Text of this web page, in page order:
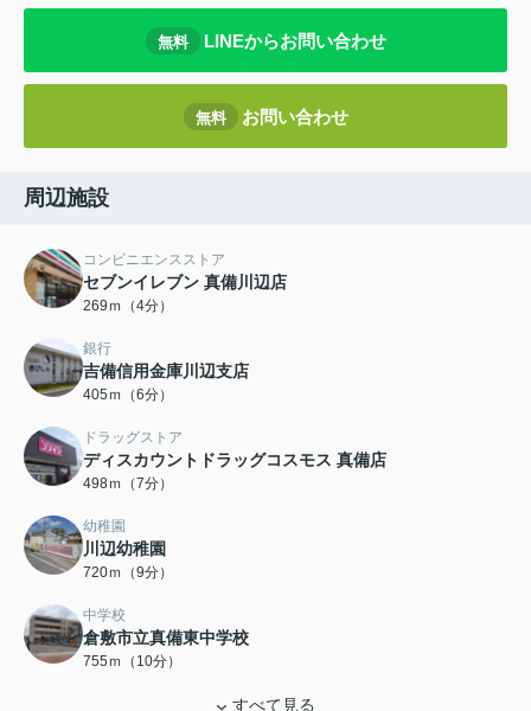
無料 LINEからお問い合わせ
無料 お問い合わせ
周辺施設
コンビニエンスストア
セブンイレブン 真備川辺店
269ｍ（4分）
銀行
吉備信用金庫川辺支店
405ｍ（6分）
ドラッグストア
ディスカウントドラッグコスモス 真備店
498ｍ（7分）
幼稚園
川辺幼稚園
720ｍ（9分）
中学校
倉敷市立真備東中学校
755ｍ（10分）
すべて見る